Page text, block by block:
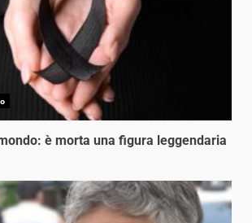
è morta una figura leggendaria